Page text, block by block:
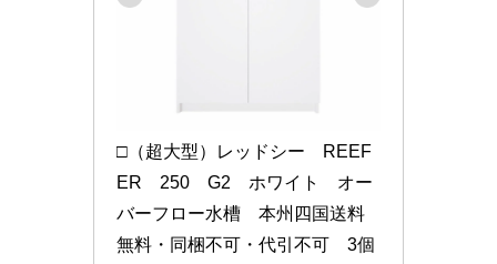
□（超大型）レッドシー　REEF
ER　250　G2　ホワイト　オー
バーフロー水槽　本州四国送料
無料・同梱不可・代引不可　3個